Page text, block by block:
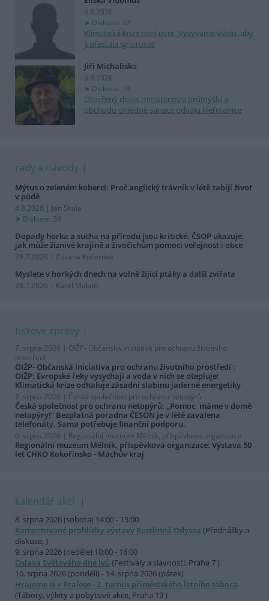
6.8.2026
Diskuse: 32
Klimatická krize není over. Vyzýváme vládu, aby
ji přestala ignorovat
Jiří Michalisko
6.8.2026
Diskuse: 18
Otevřený dopis ministerstvu průmyslu a
obchodu ohledně sanace odvalu Heřmanice
rady a návody
Mýtus o zeleném koberci: Proč anglický trávník v létě zabíjí život
v půdě
4.8.2026 | Jan Skala
Diskuse: 34
Dopady horka a sucha na přírodu jsou kritické. ČSOP ukazuje,
jak může žíznivé krajině a živočichům pomoci veřejnost i obce
29.7.2026 | Zuzana Kučerová
Myslete v horkých dnech na volně žijící ptáky a další zvířata
28.7.2026 | Karel Makoň
tiskové zprávy
7. srpna 2026 | OIŽP- Občanská iniciativa pro ochranu životního
prostředí
OIŽP- Občanská iniciativa pro ochranu životního prostředí :
OIŽP: Evropské řeky vysychají a voda v nich se otepluje:
Klimatická krize odhaluje zásadní slabinu jaderné energetiky
7. srpna 2026 | Česká společnost pro ochranu netopýrů
Česká společnost pro ochranu netopýrů: „Pomoc, máme v domě
netopýry!“ Bezplatná poradna ČESON je v létě zavalena
telefonáty. Sama potřebuje finanční podporu.
6. srpna 2026 | Regionální muzeum Mělník, příspěvková organizace
Regionální muzeum Mělník, příspěvková organizace: Výstava 50
let CHKO Kokořínsko - Máchův kraj
kalendář akcí
8. srpna 2026 (sobota) 14:00 - 15:00
Komentované prohlídky výstavy Rostlinná Odysea (Přednášky a
diskuse, )
9. srpna 2026 (neděle) 10:00 - 16:00
Oslava Světového dne lvů (Festivaly a slavnosti, Praha 7 )
10. srpna 2026 (pondělí) - 14. srpna 2026 (pátek)
Hrajeme si v Pralese - 2. turnus příměstského letního tábora
(Tábory, výlety a pobytové akce, Praha 19 )